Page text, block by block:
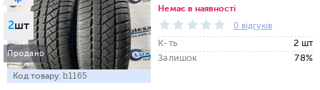
2шт
Продано
Код товару: b1165
Немає в наявності
0 відгуків
К-ть
2 шт
Залишок
78%